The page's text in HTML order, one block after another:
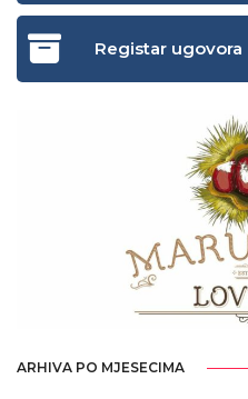
Registar ugovora
ARHIVA PO MJESECIMA